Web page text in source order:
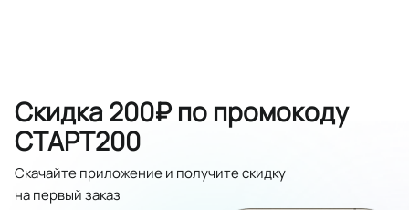
Скидка 200₽ по промокоду
СТАРТ200
Скачайте приложение и получите скидку
на первый заказ